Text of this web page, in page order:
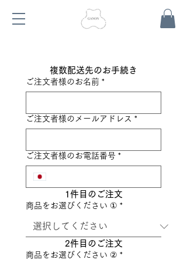
複数配送先のお手続き
ご注文者様のお名前 *
ご注文者様のメールアドレス *
ご注文者様のお電話番号 *
1件目のご注文
商品をお選びください ① *
2件目のご注文
商品をお選びください ② *